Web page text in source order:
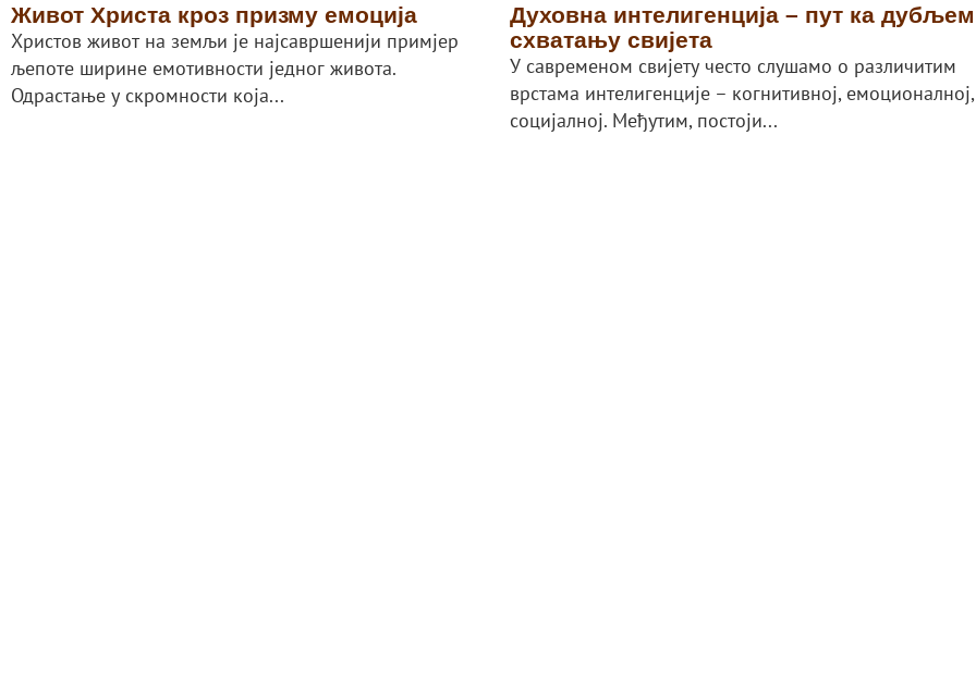
Живот Христа кроз призму емоција
Христов живот на земљи је најсавршенији примјер
љепоте ширине емотивности једног живота.
Одрастање у скромности која...
Духовна интелигенција – пут ка дубљем
схватању свијета
У савременом свијету често слушамо о различитим
врстама интелигенције – когнитивној, емоционалној,
социјалној. Међутим, постоји...